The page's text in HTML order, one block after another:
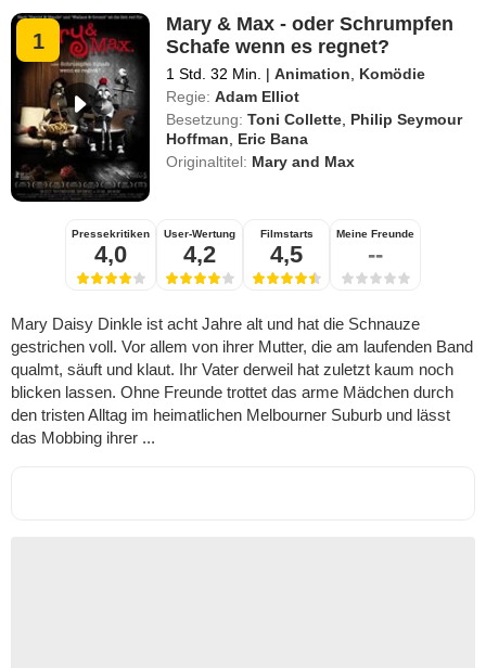
1
Mary & Max - oder Schrumpfen
Schafe wenn es regnet?
1 Std. 32 Min. | Animation
Komödie
Regie: Adam Elliot
Besetzung: Toni Collette Philip Seymour
Hoffman
Eric Bana
Originaltitel: Mary and Max
Pressekritiken
4,0
User-Wertung
4,2
Filmstarts
4,5
Meine Freunde
--
Mary Daisy Dinkle ist acht Jahre alt und hat die Schnauze
gestrichen voll. Vor allem von ihrer Mutter, die am laufenden Band
qualmt, säuft und klaut. Ihr Vater derweil hat zuletzt kaum noch
blicken lassen. Ohne Freunde trottet das arme Mädchen durch
den tristen Alltag im heimatlichen Melbourner Suburb und lässt
das Mobbing ihrer ...